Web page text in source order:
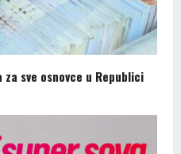
sve osnovce u Republici